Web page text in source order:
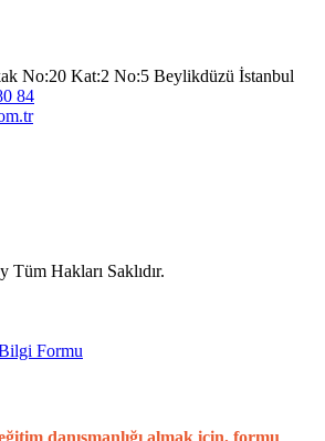
No:20 Kat:2 No:5 Beylikdüzü İstanbul
84
Hakları Saklıdır.
Formu